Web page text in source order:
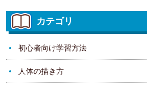
カテゴリ
初心者向け学習方法
人体の描き方